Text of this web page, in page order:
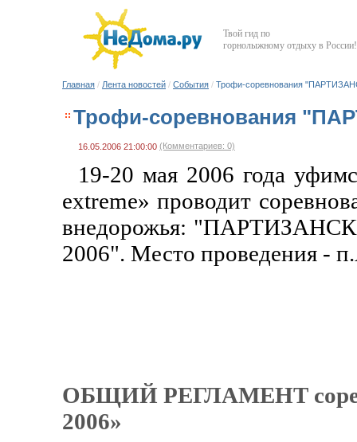
Твой гид по
горнолыжному отдыху в России!
Главная / Лента новостей / События / Трофи-соревнования
Трофи-соревнования
16.05.2006 21:00:00 (Комментариев: 0)
19-20 мая 2006 года
extreme» проводит
внедорожья:
2006". Место проведения -
ОБЩИЙ РЕГЛАМЕНТ
2006»